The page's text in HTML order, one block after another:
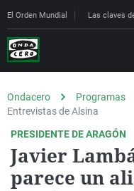
El Orden Mundial Las claves
Ondacero Programas
Entrevistas de Alsina
PRESIDENTE DE ARAGÓN
Javier
parece un